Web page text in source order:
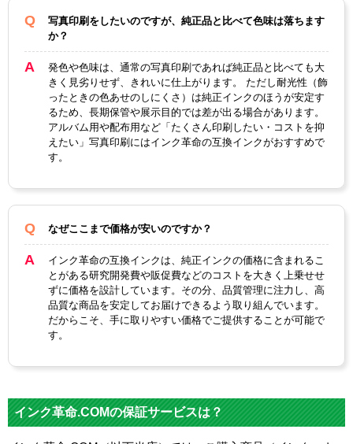
写真印刷をしたいのですが、純正品と比べて色味は落ちます
か？
発色や色味は、通常の写真印刷であれば純正品と比べても大
きく見劣りせず、きれいに仕上がります。 ただし耐光性（飾
ったときの色あせのしにくさ）は純正インクのほうが安定す
るため、長期保管や展示目的では差が出る場合があります。
アルバム用や配布用など「たくさん印刷したい・コストを抑
えたい」写真印刷にはインク革命の互換インクがおすすめで
す。
なぜここまで価格が安いのですか？
インク革命の互換インクは、純正インクの価格に含まれるこ
とがある研究開発費や販促費などのコストを大きく上乗せせ
ずに価格を設計しています。その分、品質管理に注力し、高
品質な商品を安定してお届けできるよう取り組んでいます。
だからこそ、手に取りやすい価格でご提供することが可能で
す。
インク革命.COMの保証サービスは？